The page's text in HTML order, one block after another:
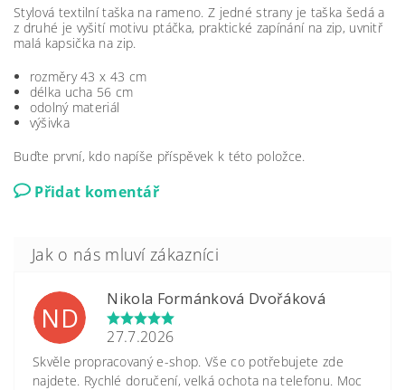
Stylová textilní taška na rameno. Z jedné strany je taška šedá a
z druhé je vyšití motivu ptáčka, praktické zapínání na zip, uvnitř
malá kapsička na zip.
rozměry 43 x 43 cm
délka ucha 56 cm
odolný materiál
výšivka
Buďte první, kdo napíše příspěvek k této položce.
Přidat komentář
ND
Nikola Formánková Dvořáková
27.7.2026
Skvěle propracovaný e-shop. Vše co potřebujete zde
najdete. Rychlé doručení, velká ochota na telefonu. Moc